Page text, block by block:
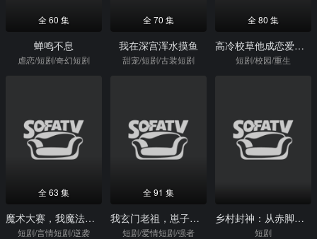
全 60 集
蝉鸣不息
虐恋/短剧/奇幻短剧
全 70 集
我在深宫浑水摸鱼
甜宠/短剧/古装短剧
全 80 集
高冷校草他成恋爱脑了
短剧/校园/重生
全 63 集
魔术大赛，我魔法师身份被曝光
短剧/言情短剧/逆袭
全 91 集
我玄门老祖，崽子们宠我怎么了
短剧/爱情短剧/强者
乡村封神：从赤脚医生到大佬
短剧